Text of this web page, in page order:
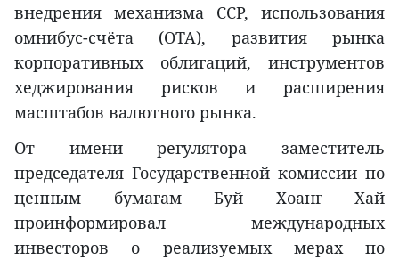
внедрения механизма CCP, использования
омнибус-счёта (OTA), развития рынка
корпоративных облигаций, инструментов
хеджирования рисков и расширения
масштабов валютного рынка.
От имени регулятора заместитель
председателя Государственной комиссии по
ценным бумагам Буй Хоанг Хай
проинформировал международных
инвесторов о реализуемых мерах по